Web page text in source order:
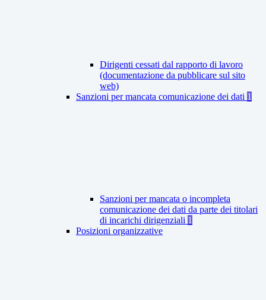
Dirigenti cessati dal rapporto di lavoro
(documentazione da pubblicare sul sito
web)
Sanzioni per mancata comunicazione dei dati 1
Sanzioni per mancata o incompleta
comunicazione dei dati da parte dei titolari
di incarichi dirigenziali 1
Posizioni organizzative